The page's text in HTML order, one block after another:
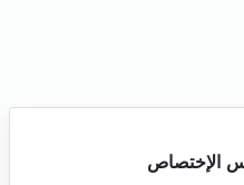
الإختصاص